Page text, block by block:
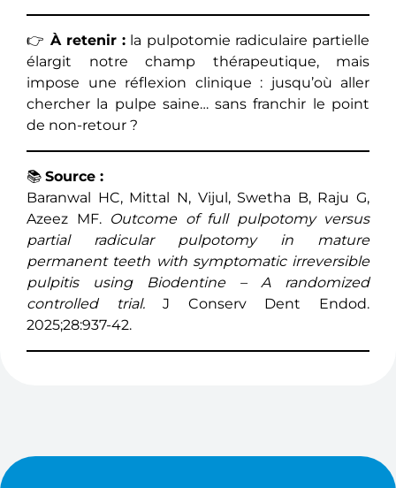
👉 À retenir : la pulpotomie radiculaire partielle
élargit notre champ thérapeutique, mais
impose une réflexion clinique : jusqu’où aller
chercher la pulpe saine… sans franchir le point
de non-retour ?
📚 Source :
Baranwal HC, Mittal N, Vijul, Swetha B, Raju G,
Azeez MF. Outcome of full pulpotomy versus
partial radicular pulpotomy in mature
permanent teeth with symptomatic irreversible
pulpitis using Biodentine – A randomized
controlled trial.J Conserv Dent Endod.
2025;28:937-42.